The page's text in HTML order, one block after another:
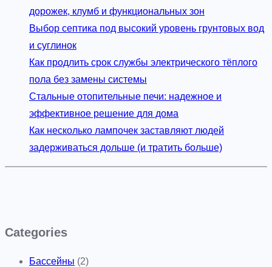
дорожек, клумб и функциональных зон
Выбор септика под высокий уровень грунтовых вод
и суглинок
Как продлить срок службы электрического тёплого
пола без замены системы
Стальные отопительные печи: надежное и
эффективное решение для дома
Как несколько лампочек заставляют людей
задерживаться дольше (и тратить больше)
Categories
Бассейны (2)